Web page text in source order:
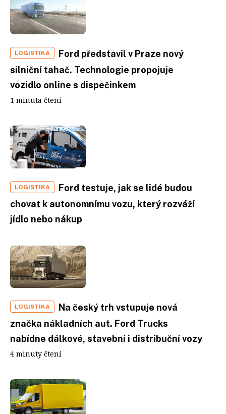
LOGISTIKA
Ford představil v Praze nový
silniční tahač. Technologie propojuje
vozidlo online s dispečinkem
1 minuta čtení
LOGISTIKA
Ford testuje, jak se lidé budou
chovat k autonomnímu vozu, který rozváží
jídlo nebo nákup
LOGISTIKA
Na český trh vstupuje nová
značka nákladních aut. Ford Trucks
nabídne dálkové, stavební i distribuční vozy
4 minuty čtení